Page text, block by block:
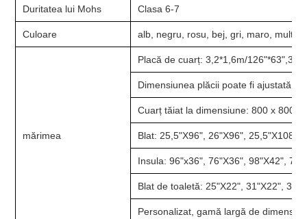
Duritatea lui Mohs Clasa 6-7
Culoare alb, negru, rosu, bej, gri, maro,
mărimea
Placă de cuarț: 3,2*1,6m/
Dimensiunea plăcii poate fi ajustată
Cuarț tăiat la dimensiune: 800 x 800
Blat: 25,5"X96", 26"X96", 25,5"X108",
Insula: 96"x36", 76"X36", 98"X42",
Blat de toaletă: 25"X22", 31"X22",
Personalizat, gamă largă de